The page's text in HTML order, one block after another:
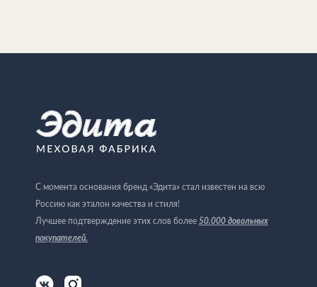
С момента основания бренд «Эдита» стал известен на всю
Россию как эталон качества и стиля!
Лучшее подтверждение этих слов более 50.000 довольных
покупателей.